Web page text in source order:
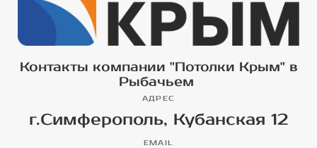
Контакты компании "Потолки Крым" в
Рыбачьем
АДРЕС
г.Симферополь, Кубанская 12
EMAIL